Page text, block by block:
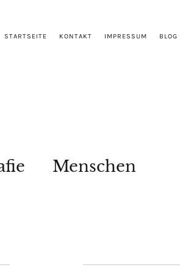
STARTSEITE KONTAKT IMPRESSUM BLOG
Menschen